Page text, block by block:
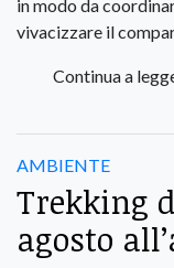
in modo da
vivacizzare il
Continua a
AMBIENTE
Trekking
agosto